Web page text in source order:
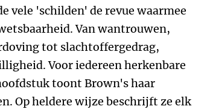
vele 'schilden' de revue waarmee
Van wantrouwen,
tot slachtoffergedrag,
Voor iedereen herkenbare
toont Brown's haar
Op heldere wijze beschrijft ze elk